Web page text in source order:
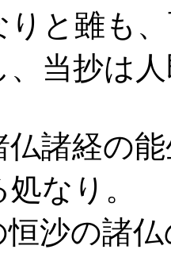
りと雖も
、当抄は
諸経の
なり。
沙の諸